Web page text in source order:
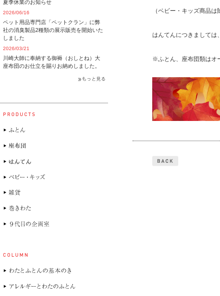
（ベビー・キッズ商品
はんてんにつきましては
※ふとん、座布団類はオ
夏季休業のお知らせ
2026/06/16
ペット用品専門店「ペットクラン」に弊
社の消臭製品2種類の展示販売を開始いた
しました
2026/03/21
川崎大師に奉納する御褥（おしとね）大
座布団のお仕立を賜りお納めしました。